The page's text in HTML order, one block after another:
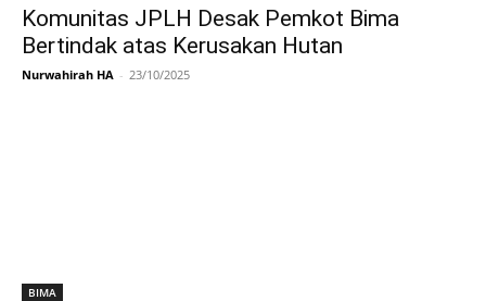
Komunitas JPLH Desak Pemkot Bima
Bertindak atas Kerusakan Hutan
Nurwahirah HA - 23/10/2025
BIMA